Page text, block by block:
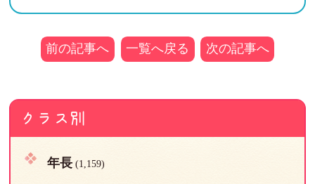
前の記事へ 一覧へ戻る 次の記事へ
クラス別
年長(1,159)